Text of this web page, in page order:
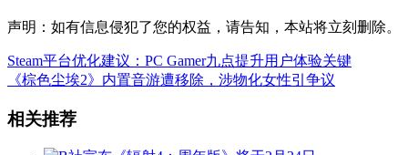
声明：如有信息侵犯了您的权益，请告知，本站将立刻删除。
Steam平台优化建议：PC Gamer九点提升用户体验关键
《棕色尘埃2》内置音游遭移除，涉物化女性引争议
相关推荐